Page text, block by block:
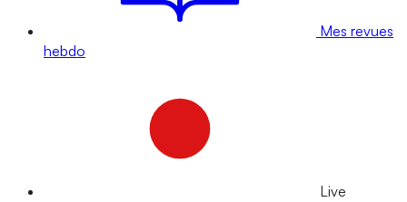
Mes revues
hebdo
Live